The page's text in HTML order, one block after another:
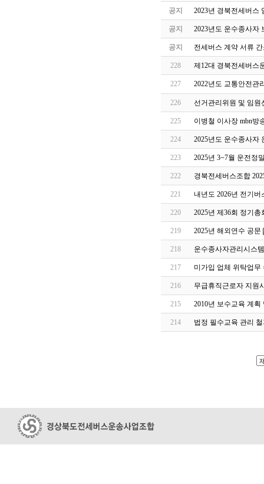
공지 2023년 경북전세버스
공지 2023년도 운수종사자
공지 전세버스 계약 서류
228 제12대 경북전세버스
227 2022년도 교통안전관
226 선거관리위원 및 임원
225 이병철 이사장 mbn방
224 2025년도 운수종사자
223 2025년 3~7월 운전정
222 경북전세버스조합
221 내년도 2026년 전기
220 2025년 제36회 정기총
219 2025년 해외연수 공문
218 운수종사자관리시스
217 미가입 업체 위탁업무
216 무급휴직근로자 지원
215 2010년 보수교육 계획
214 법정 필수교육 관리